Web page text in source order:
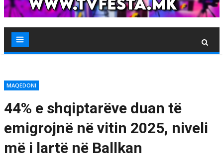
MAQEDONI
44% e shqiptarëve duan të
emigrojnë në vitin 2025, niveli
më i lartë në Ballkan